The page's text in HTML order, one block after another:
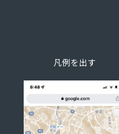
凡例を出す